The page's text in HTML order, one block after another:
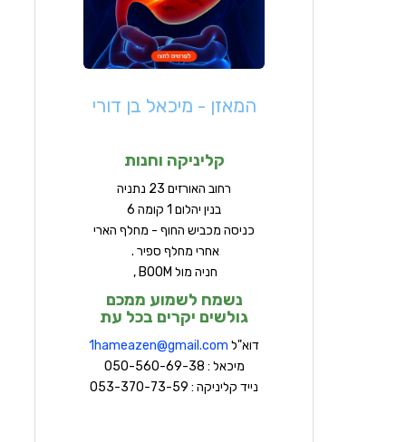
המאזן - מיכאל בן דורי
קליניקה וחנות
רחוב האורזים 23 נתניה
בנין יהלום 1 קומה 6
כניסה מכביש החוף - מחלף הארי
אחרי מחלף ספיר .
חניה מול BOOM ,
נשמח לשמוע ממכם
גולשים יקרים בכל עת
דוא"ל 1 hameazen@gmail.com
מיכאל : 050-560-69-38
נייד קליניקה : 053-370-73-59